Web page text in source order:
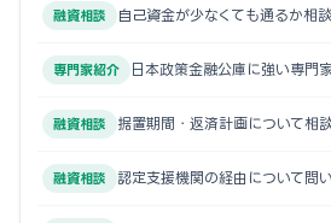
融資相談 自己資金が少なくても通るか相談
専門家紹介 日本政策金融公庫に強い専門
融資相談 据置期間・返済計画について相
融資相談 認定支援機関の経由について問